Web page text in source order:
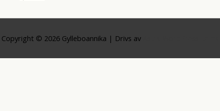
Copyright © 2026 Gylleboannika | Drivs av